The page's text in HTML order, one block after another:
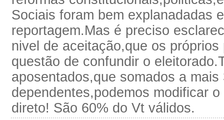
Sociais foram bem explanadadas
reportagem.Mas é preciso
nivel de aceitação,que os
questão de confundir o
aposentados,que somados a mais
dependentes,podemos modificar
direto! São 60% do Vt válidos.